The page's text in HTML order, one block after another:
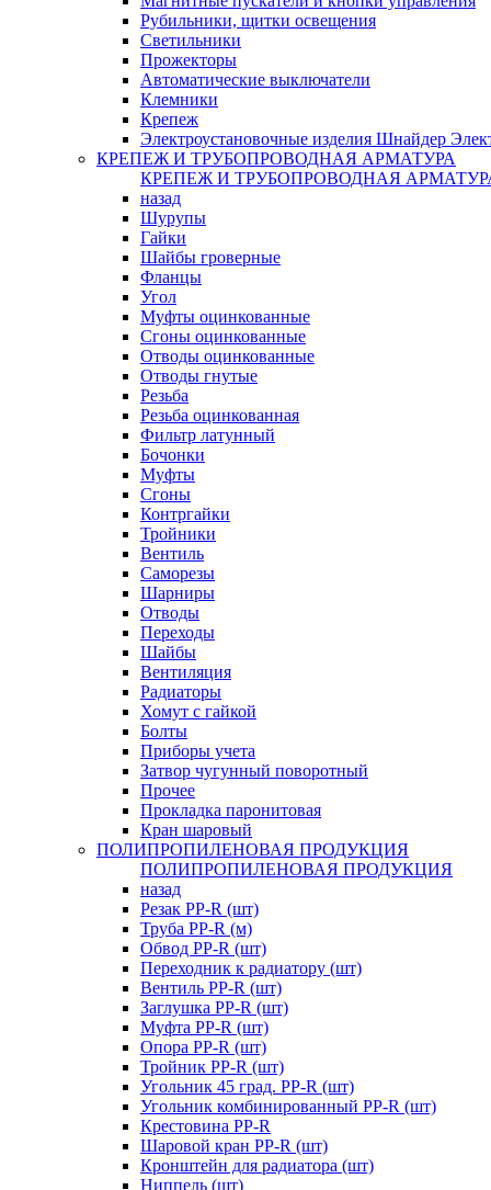
Рубильники, щитки освещения
Светильники
Прожекторы
Автоматические выключатели
Клемники
Крепеж
Электроустановочные изделия Шнайдер
КРЕПЕЖ И ТРУБОПРОВОДНАЯ АРМАТУРА
КРЕПЕЖ И ТРУБОПРОВОДНАЯ
назад
Шурупы
Гайки
Шайбы гроверные
Фланцы
Угол
Муфты оцинкованные
Сгоны оцинкованные
Отводы оцинкованные
Отводы гнутые
Резьба
Резьба оцинкованная
Фильтр латунный
Бочонки
Муфты
Сгоны
Контргайки
Тройники
Вентиль
Саморезы
Шарниры
Отводы
Переходы
Шайбы
Вентиляция
Радиаторы
Хомут с гайкой
Болты
Приборы учета
Затвор чугунный поворотный
Прочее
Прокладка паронитовая
Кран шаровый
ПОЛИПРОПИЛЕНОВАЯ ПРОДУКЦИЯ
ПОЛИПРОПИЛЕНОВАЯ ПРОДУКЦИЯ
назад
Резак PP-R (шт)
Труба PP-R (м)
Обвод PP-R (шт)
Переходник к радиатору (шт)
Вентиль PP-R (шт)
Заглушка PP-R (шт)
Муфта PP-R (шт)
Опора PP-R (шт)
Тройник PP-R (шт)
Угольник 45 град. PP-R (шт)
Угольник комбинированный PP-R (шт)
Крестовина PP-R
Шаровой кран PP-R (шт)
Кронштейн для радиатора (шт)
Ниппель (шт)